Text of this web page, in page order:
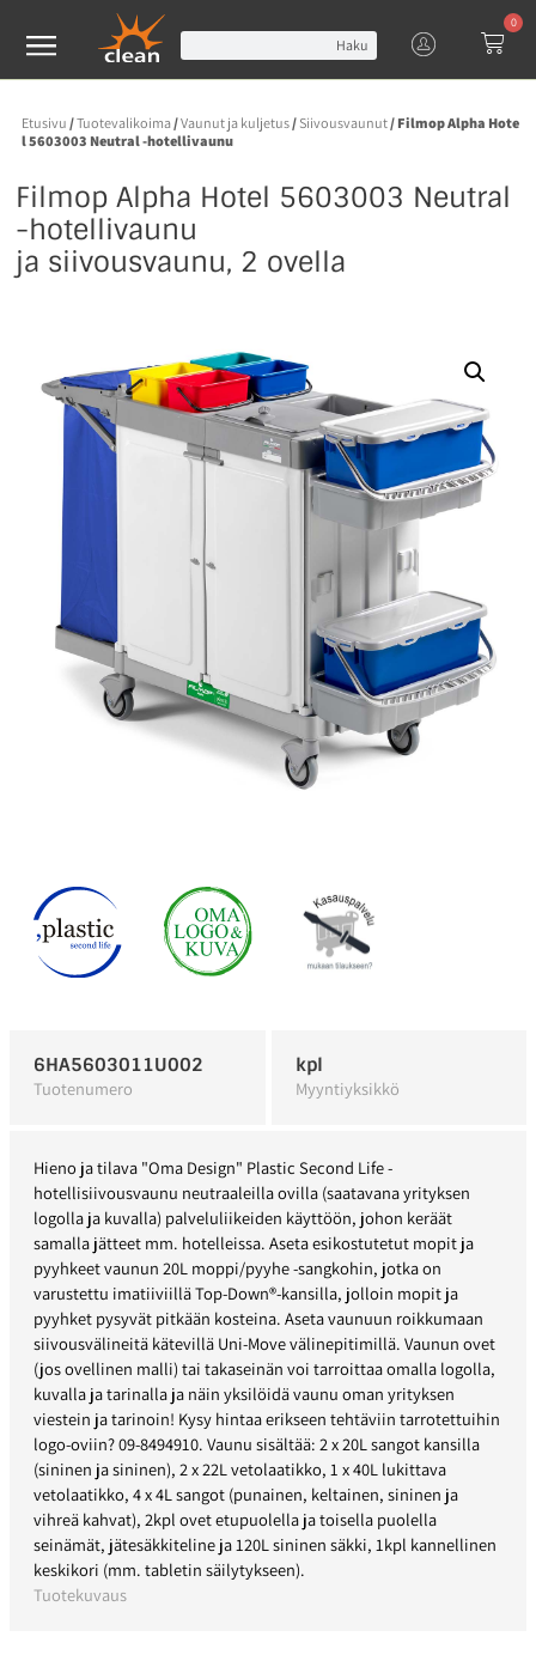
Haku
0
Etusivu /Tuotevalikoima/Vaunut ja kuljetus/ Siivousvaunut/ Filmop Alpha Hote
l 5603003 Neutral -hotellivaunu
Filmop Alpha Hotel 5603003 Neutral
-hotellivaunu
ja siivousvaunu, 2 ovella
6HA5603011U002
Tuotenumero
kpl
Myyntiyksikkö
Hieno ja tilava "Oma Design" Plastic Second Life -
hotellisiivousvaunu neutraaleilla ovilla (saatavana yrityksen
logolla ja kuvalla) palveluliikeiden käyttöön, johon keräät
samalla jätteet mm. hotelleissa. Aseta esikostutetut mopit ja
pyyhkeet vaunun 20L moppi/pyyhe -sangkohin, jotka on
varustettu imatiiviillä Top-Down®-kansilla, jolloin mopit ja
pyyhket pysyvät pitkään kosteina. Aseta vaunuun roikkumaan
siivousvälineitä kätevillä Uni-Move välinepitimillä. Vaunun ovet
(jos ovellinen malli) tai takaseinän voi tarroittaa omalla logolla,
kuvalla ja tarinalla ja näin yksilöidä vaunu oman yrityksen
viestein ja tarinoin! Kysy hintaa erikseen tehtäviin tarrotettuihin
logo-oviin? 09-8494910. Vaunu sisältää: 2 x 20L sangot kansilla
(sininen ja sininen), 2 x 22L vetolaatikko, 1 x 40L lukittava
vetolaatikko, 4 x 4L sangot (punainen, keltainen, sininen ja
vihreä kahvat), 2kpl ovet etupuolella ja toisella puolella
seinämät, jätesäkkiteline ja 120L sininen säkki, 1kpl kannellinen
keskikori (mm. tabletin säilytykseen).
Tuotekuvaus